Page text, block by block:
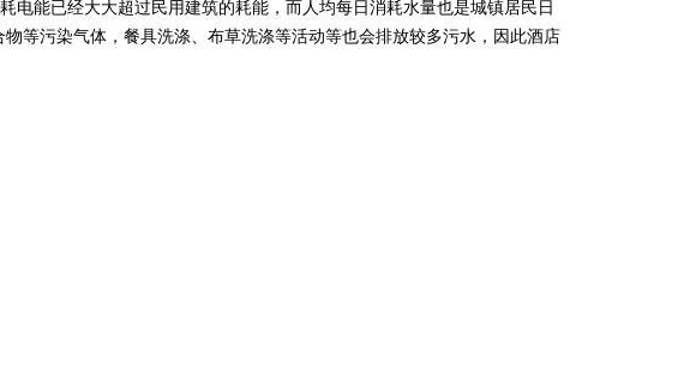
能已经大大超过民用建筑的耗能，而人均每日消耗水量也是城镇居民日
等污染气体，餐具洗涤、布草洗涤等活动等也会排放较多污水，因此酒店